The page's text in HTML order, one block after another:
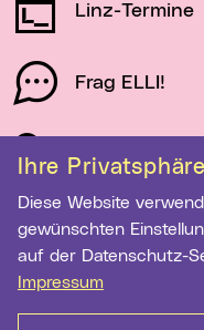
Ihre
Diese Website verwendet Cookies. Bitte wählen Sie Ihre
gewünschten
auf der Datenschutz-
Impressum
Linz-Termine
Frag ELLI!
Schau auf Linz
Newsletter-
E-Mail-Adresse eingeben